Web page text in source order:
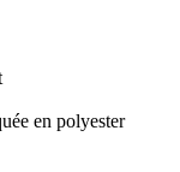
en polyester